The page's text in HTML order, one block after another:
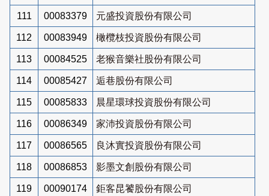
111 00083379 元盛投資股份有限公司
112 00083949 橄欖枝投資股份有限公司
113 00084525 老猴音樂社股份有限公司
114 00085427 逅巷股份有限公司
115 00085833 晨星環球投資股份有限公司
116 00086349 家沛投資股份有限公司
117 00086565 良沐實投資股份有限公司
118 00086853 影墨文創股份有限公司
119 00090174 鉅客昆饕股份有限公司